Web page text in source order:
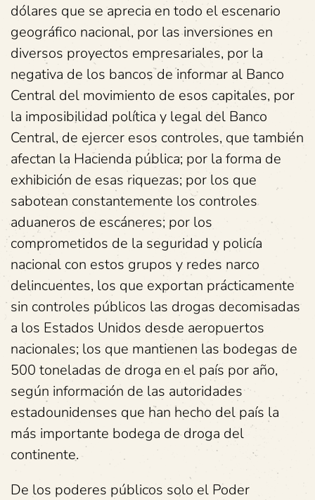
dólares que se aprecia en todo el escenario
geográfico nacional, por las inversiones en
diversos proyectos empresariales, por la
negativa de los bancos de informar al Banco
Central del movimiento de esos capitales, por
la imposibilidad política y legal del Banco
Central, de ejercer esos controles, que también
afectan la Hacienda pública; por la forma de
exhibición de esas riquezas; por los que
sabotean constantemente los controles
aduaneros de escáneres; por los
comprometidos de la seguridad y policía
nacional con estos grupos y redes narco
delincuentes, los que exportan prácticamente
sin controles públicos las drogas decomisadas
a los Estados Unidos desde aeropuertos
nacionales; los que mantienen las bodegas de
500 toneladas de droga en el país por año,
según información de las autoridades
estadounidenses que han hecho del país la
más importante bodega de droga del
continente.
De los poderes públicos solo el Poder